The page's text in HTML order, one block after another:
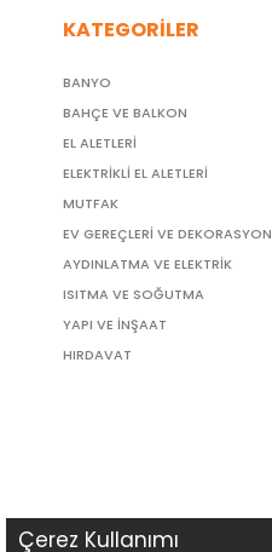
KATEGORİLER
BANYO
BAHÇE VE BALKON
EL ALETLERİ
ELEKTRİKLİ EL ALETLERİ
MUTFAK
EV GEREÇLERİ VE DEKORASYON
AYDINLATMA VE ELEKTRİK
ISITMA VE SOĞUTMA
YAPI VE İNŞAAT
HIRDAVAT
Çerez Kullanımı